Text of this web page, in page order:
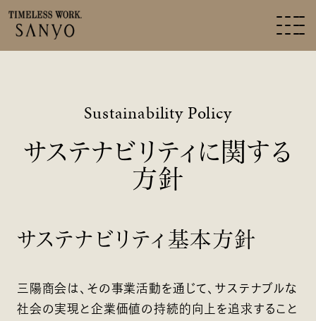
サステナビリティに関する
方針
Sustainability Policy
サステナビリティ基本方針
三陽商会は、その事業活動を通じて、サステナブルな
社会の実現と企業価値の持続的向上を追求すること